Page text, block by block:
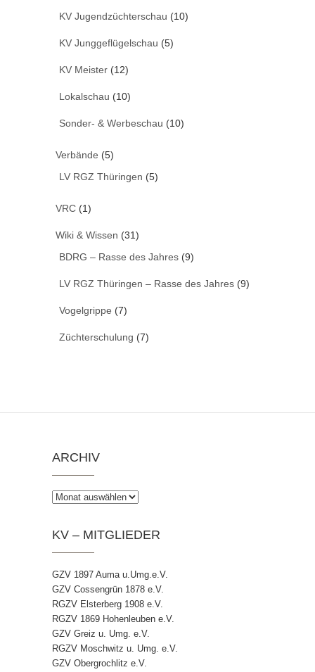
KV Jugendzüchterschau (10)
KV Junggeflügelschau (5)
KV Meister (12)
Lokalschau (10)
Sonder- & Werbeschau (10)
Verbände (5)
LV RGZ Thüringen (5)
VRC (1)
Wiki & Wissen (31)
BDRG – Rasse des Jahres (9)
LV RGZ Thüringen – Rasse des Jahres (9)
Vogelgrippe (7)
Züchterschulung (7)
ARCHIV
Archiv
KV – MITGLIEDER
GZV 1897 Auma u.Umg.e.V.
GZV Cossengrün 1878 e.V.
RGZV Elsterberg 1908 e.V.
RGZV 1869 Hohenleuben e.V.
GZV Greiz u. Umg. e.V.
RGZV Moschwitz u. Umg. e.V.
GZV Obergrochlitz e.V.